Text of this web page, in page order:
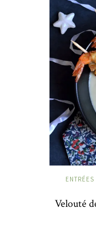
ENTRÉES
Velouté